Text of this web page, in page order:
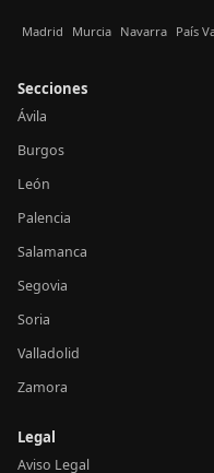
Madrid Murcia Navarra País
Secciones
Ávila
Burgos
León
Palencia
Salamanca
Segovia
Soria
Valladolid
Zamora
Legal
Aviso Legal